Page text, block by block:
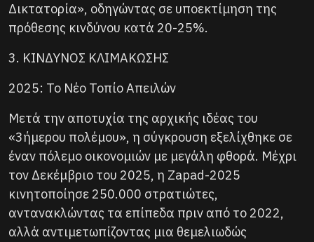
Δικτατορία», οδηγώντας σε υποεκτίμηση της
πρόθεσης κινδύνου κατά 20-25%.
3. ΚΙΝΔΥΝΟΣ ΚΛΙΜΑΚΩΣΗΣ
2025: Το Νέο Τοπίο Απειλών
Μετά την αποτυχία της αρχικής ιδέας του
«3ήμερου πολέμου», η σύγκρουση εξελίχθηκε σε
έναν πόλεμο οικονομιών με μεγάλη φθορά. Μέχρι
τον Δεκέμβριο του 2025, η Zapad-2025
κινητοποίησε 250.000 στρατιώτες,
αντανακλώντας τα επίπεδα πριν από το 2022,
αλλά αντιμετωπίζοντας μια θεμελιωδώς